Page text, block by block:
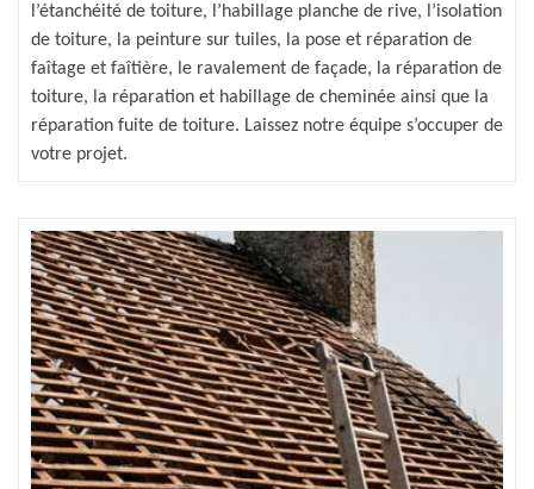
l’étanchéité de toiture, l’habillage planche de rive, l’isolation
de toiture, la peinture sur tuiles, la pose et réparation de
faîtage et faîtière, le ravalement de façade, la réparation de
toiture, la réparation et habillage de cheminée ainsi que la
réparation fuite de toiture. Laissez notre équipe s’occuper de
votre projet.